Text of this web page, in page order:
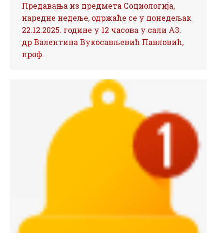
Предавања из предмета Социологија,
наредне недеље, одржаће се у понедељак
22.12.2025. године у 12 часова у сали А3.
др Валентина Вукосављевић Павловић,
проф.